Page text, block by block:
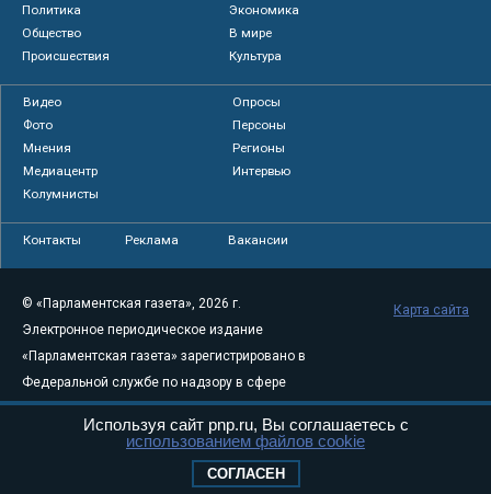
Политика
Экономика
Общество
В мире
Происшествия
Культура
Видео
Опросы
Фото
Персоны
Мнения
Регионы
Медиацентр
Интервью
Колумнисты
Контакты Реклама Вакансии
© «Парламентская газета», 2026 г.
Электронное периодическое издание
«Парламентская газета» зарегистрировано в
Федеральной службе по надзору в сфере
связи, информационных технологий и
массовых коммуникаций (Роскомнадзор) 05
Свидетельство о регистрации Эл № ФС77-
Карта сайта
Используя сайт pnp.ru, Вы соглашаетесь с
использованием файлов cookie
СОГЛАСЕН